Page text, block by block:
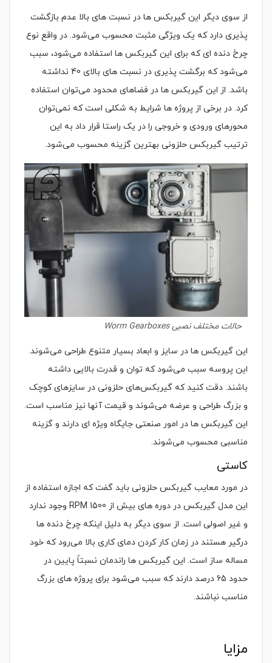
از سوی دیگر این گیربکس ها در نسبت های بالا عدم بازگشت
پذیری دارد که یک ویژگی مثبت محسوب می‌شود. در واقع نوع
چرخ دنده ای که برای این گیربکس ها استفاده می‌شود، سبب
می‌شود که برگشت پذیری در نسبت های بالای 40 نداشته
باشد. از این گیربکس ها در فضاهای محدود می‌توان استفاده
کرد. در برخی از پروژه ها شرایط به شکلی است که نمی‌توان
محورهای ورودی و خروجی را در یک راستا قرار داد به این
ترتیب گیربکس حلزونی بهترین گزینه محسوب می‌شود.
حالات مختلف نصبی Worm Gearboxes
این گیربکس ها در سایز و ابعاد بسیار متنوع طراحی می‌شوند.
این پروسه سبب می‌شود که توان و قدرت بالایی داشته
باشند. دقت کنید که گیربکس‌های حلزونی در سایزهای کوچک
و بزرگ طراحی و عرضه می‌شوند و قیمت آنها نیز مناسب است.
این گیربکس ها در امور صنعتی جایگاه ویژه ای دارند و گزینه
مناسبی محسوب می‌شوند.
کاستی
در مورد معایب گیربکس حلزونی باید گفت که اجازه استفاده از
این مدل گیربکس در دوره های بیش از 1500 RPM وجود ندارد
و غیر اصولی است. از سوی دیگر به دلیل اینکه چرخ دنده ها
درگیر هستند در زمان کار کردن دمای کاری بالا می‌رود که خود
مساله ساز است. این گیربکس ها راندمان نسبتاً پایین در
حدود 65 درصد دارند که سبب می‌شود برای پروژه های بزرگ
مناسب نباشند.
مزایا